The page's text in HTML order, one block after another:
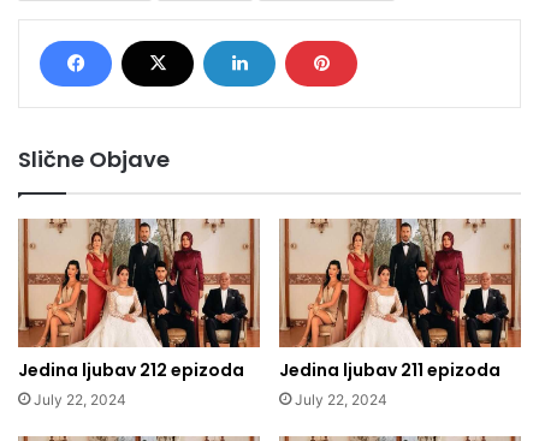
Slične Objave
Jedina ljubav 212 epizoda
July 22, 2024
Jedina ljubav 211 epizoda
July 22, 2024